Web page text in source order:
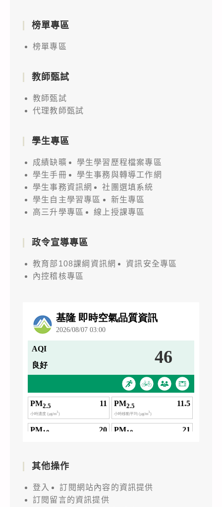
榜單專區
榜單專區
教師甄試
教師甄試
代理教師甄試
學生專區
成績缺曠
學生學習歷程檔案專區
學生手冊
學生事務與轉導工作網
學生事務資訊網
社團選填系統
學生自主學習專區
新生專區
高三升學專區
線上授課專區
政令宣導專區
教育部108課綱資訊網
資訊安全專區
內控稽核專區
其他操作
登入
訂閱網站內容的資訊提供
訂閱留言的資訊提供